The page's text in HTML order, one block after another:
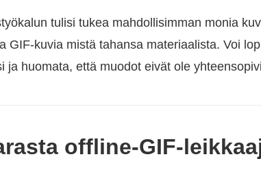
tulisi tukea mahdollisimman monia
GIF-kuvia mistä tahansa materiaalista. Voi
ja huomata, että muodot eivät ole
offline-GIF-